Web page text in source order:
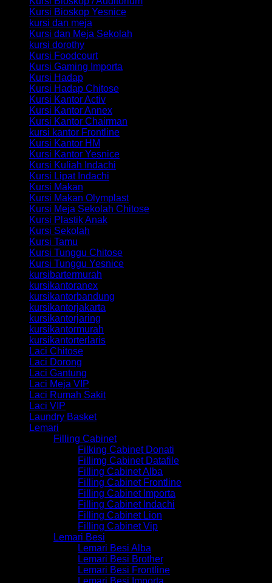
Kursi Bioskop Yesnice
kursi dan meja
Kursi dan Meja Sekolah
kursi dorothy
Kursi Foodcourt
Kursi Gaming Importa
Kursi Hadap
Kursi Hadap Chitose
Kursi Kantor Activ
Kursi Kantor Annex
Kursi Kantor Chairman
kursi kantor Frontline
Kursi Kantor HM
Kursi Kantor Yesnice
Kursi Kuliah Indachi
Kursi Lipat Indachi
Kursi Makan
Kursi Makan Olymplast
Kursi Meja Sekolah Chitose
Kursi Plastik Anak
Kursi Sekolah
Kursi Tamu
Kursi Tunggu Chitose
Kursi Tunggu Yesnice
kursibartermurah
kursikantoranex
kursikantorbandung
kursikantorjakarta
kursikantorjaring
kursikantormurah
kursikantorterlaris
Laci Chitose
Laci Dorong
Laci Gantung
Laci Meja VIP
Laci Rumah Sakit
Laci VIP
Laundry Basket
Lemari
Filling Cabinet
Filking Cabinet Donati
Fillimg Cabinet Datafile
Filling Cabinet Alba
Filling Cabinet Frontline
Filling Cabinet Importa
Filling Cabinet Indachi
Filling Cabinet Lion
Filling Cabinet Vip
Lemari Besi
Lemari Besi Alba
Lemari Besi Brother
Lemari Besi Frontline
Lemari Besi Importa